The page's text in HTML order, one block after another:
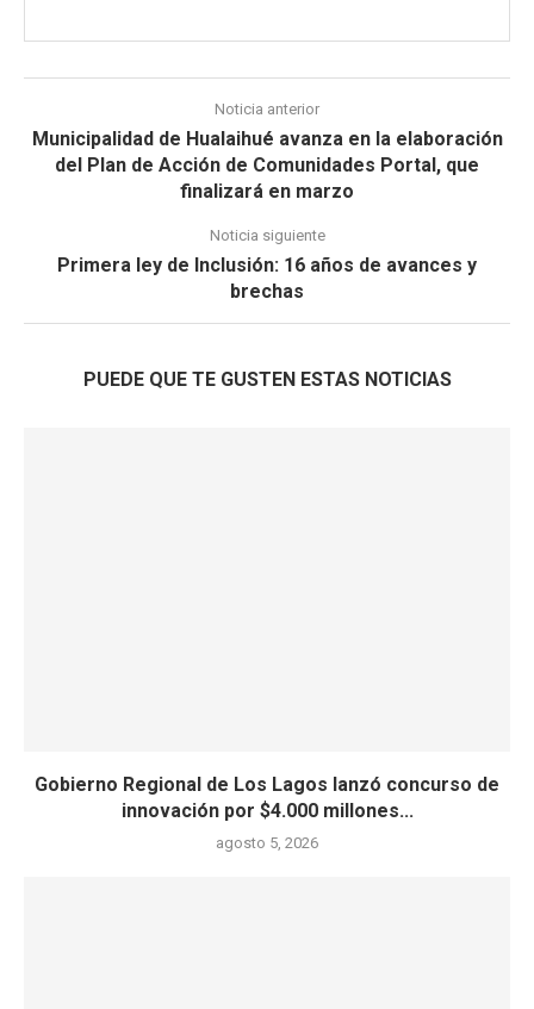
Noticia anterior
Municipalidad de Hualaihué avanza en la elaboración
del Plan de Acción de Comunidades Portal, que
finalizará en marzo
Noticia siguiente
Primera ley de Inclusión: 16 años de avances y
brechas
PUEDE QUE TE GUSTEN ESTAS NOTICIAS
Gobierno Regional de Los Lagos lanzó concurso de
innovación por $4.000 millones...
agosto 5, 2026